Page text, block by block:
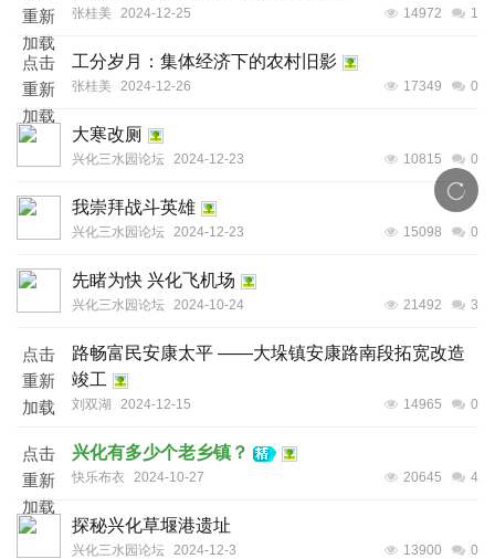
重新
加载
张桂美 2024-12-25 14972 1
点击
重新
加载
工分岁月：集体经济下的农村旧影
张桂美 2024-12-26 17349 0
大寒改厕
兴化三水园论坛 2024-12-23 10815 0
我崇拜战斗英雄
兴化三水园论坛 2024-12-23 15098 0
先睹为快 兴化飞机场
兴化三水园论坛 2024-10-24 21492 3
点击
重新
加载
路畅富民安康太平 ——大垛镇安康路南段拓宽改造
竣工
刘双湖 2024-12-15 14965 0
点击
重新
加载
兴化有多少个老乡镇？
快乐布衣 2024-10-27 20645 4
探秘兴化草堰港遗址
兴化三水园论坛 2024-12-3 13900 0